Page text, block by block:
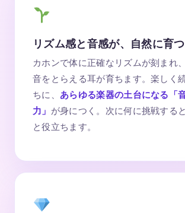
リズム感と音感が、自然に育つ
カホンで体に正確なリズムが刻まれ
音をとらえる耳が育ちます。楽しく
ちに、 あらゆる楽器の土台になる「
力」 が身につく。次に何に挑戦する
と役立ちます。